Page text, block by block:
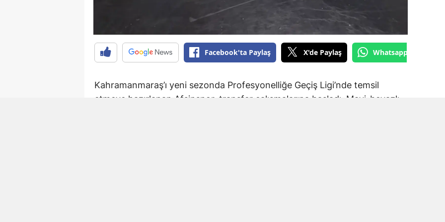
Facebook'ta Paylaş X'de Paylaş Whatsapp'tan
Kahramanmaraş’ı yeni sezonda Profesyonelliğe Geçiş Ligi’nde temsil
etmeye hazırlanan Afşinspor, transfer çalışmalarına başladı. Mavi-beyazlı